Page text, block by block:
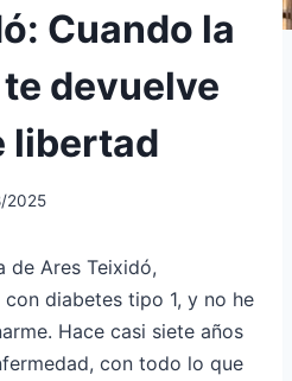
Cuando la
devuelve
libertad
2025
de Ares Teixidó,
diabetes tipo 1, y no he
Hace casi siete años
con todo lo que